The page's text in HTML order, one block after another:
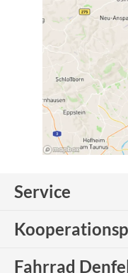
Service
Fahrrad